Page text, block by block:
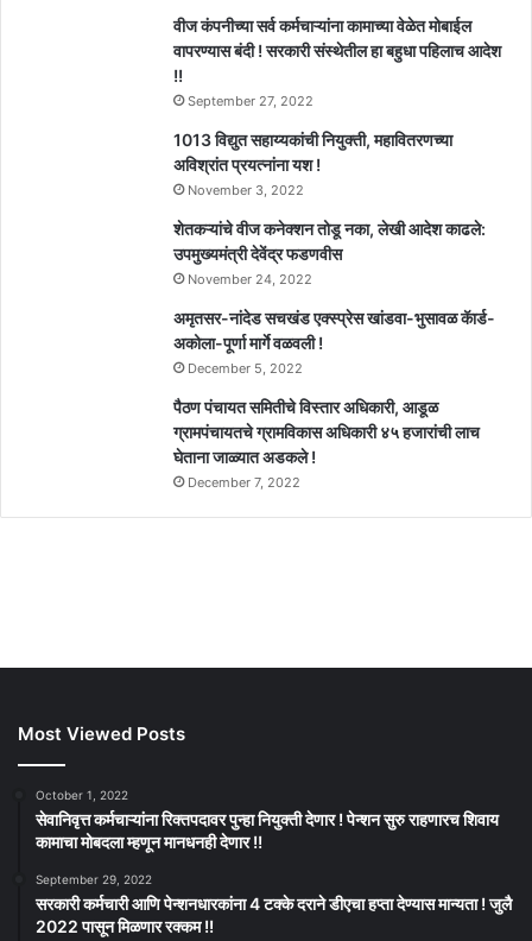
वीज कंपनीच्या सर्व कर्मचाऱ्यांना कामाच्या वेळेत मोबाईल
वापरण्यास बंदी ! सरकारी संस्थेतील हा बहुधा पहिलाच आदेश
!!
September 27, 2022
1013 विद्युत सहाय्यकांची नियुक्ती, महावितरणच्या
अविश्रांत प्रयत्नांना यश !
November 3, 2022
शेतकऱ्यांचे वीज कनेक्शन तोडू नका, लेखी आदेश काढले:
उपमुख्यमंत्री देवेंद्र फडणवीस
November 24, 2022
अमृतसर-नांदेड सचखंड एक्स्प्रेस खांडवा-भुसावळ कॅार्ड-
अकोला-पूर्णा मार्गे वळवली !
December 5, 2022
पैठण पंचायत समितीचे विस्तार अधिकारी, आडूळ
ग्रामपंचायतचे ग्रामविकास अधिकारी ४५ हजारांची लाच
घेताना जाळ्यात अडकले !
December 7, 2022
Most Viewed Posts
October 1, 2022
सेवानिवृत्त कर्मचाऱ्यांना रिक्तपदावर पुन्हा नियुक्ती देणार ! पेन्शन सुरु राहणारच शिवाय
कामाचा मोबदला म्हणून मानधनही देणार !!
September 29, 2022
सरकारी कर्मचारी आणि पेन्शनधारकांना 4 टक्के दराने डीएचा हप्ता देण्यास मान्यता ! जुलै
2022 पासून मिळणार रक्कम !!